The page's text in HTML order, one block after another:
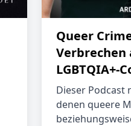
Queer
Verbrechen
LGBTQIA+-
Dieser Podcast
denen queere